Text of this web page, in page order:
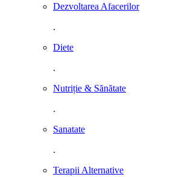
Dezvoltarea Afacerilor
.
Diete
.
Nutriție & Sănătate
.
Sanatate
.
Terapii Alternative